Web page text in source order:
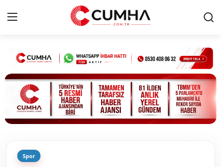
Kurumsal
Cumhurbaşkanlığı
Bakanlıklar
Siyasi Partiler
Spor